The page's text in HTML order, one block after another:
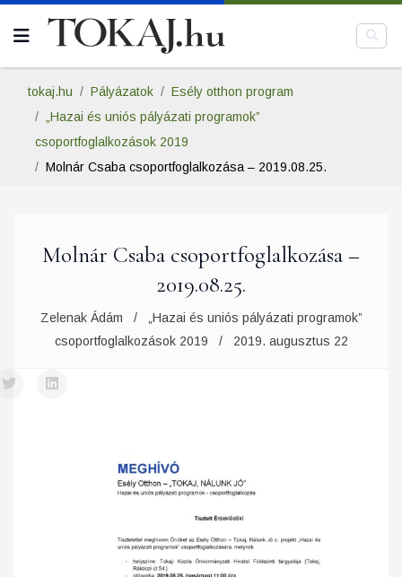
tokaj.hu Pályázatok
Esély otthon program
„Hazai és uniós pályázati programok”
csoportfoglalkozások 2019
Molnár Csaba csoportfoglalkozása – 2019.08.25.
Molnár Csaba csoportfoglalkozása –
2019.08.25.
Zelenak Ádám
„Hazai és uniós pályázati programok”
csoportfoglalkozások 2019
2019. augusztus 22